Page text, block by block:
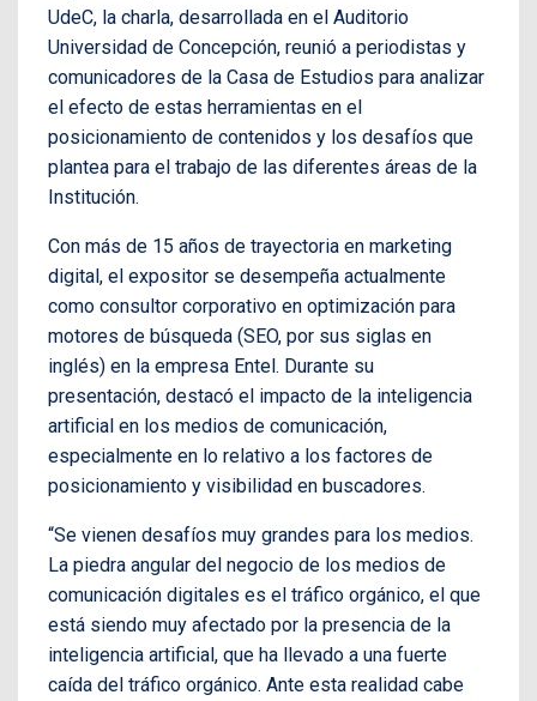
UdeC, la charla, desarrollada en el Auditorio
Universidad de Concepción, reunió a periodistas y
comunicadores de la Casa de Estudios para analizar
el efecto de estas herramientas en el
posicionamiento de contenidos y los desafíos que
plantea para el trabajo de las diferentes áreas de la
Institución.
Con más de 15 años de trayectoria en marketing
digital, el expositor se desempeña actualmente
como consultor corporativo en optimización para
motores de búsqueda (SEO, por sus siglas en
inglés) en la empresa Entel. Durante su
presentación, destacó el impacto de la inteligencia
artificial en los medios de comunicación,
especialmente en lo relativo a los factores de
posicionamiento y visibilidad en buscadores.
“Se vienen desafíos muy grandes para los medios.
La piedra angular del negocio de los medios de
comunicación digitales es el tráfico orgánico, el que
está siendo muy afectado por la presencia de la
inteligencia artificial, que ha llevado a una fuerte
caída del tráfico orgánico. Ante esta realidad cabe